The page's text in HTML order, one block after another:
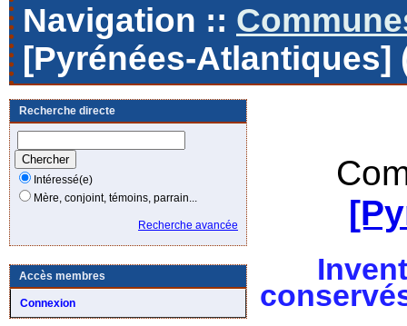
Navigation ::
[Pyrénées-Atlantiques]
Recherche directe
Intéressé(e)
Mère, conjoint, témoins, parrain...
Recherche avancée
Accès membres
Connexion